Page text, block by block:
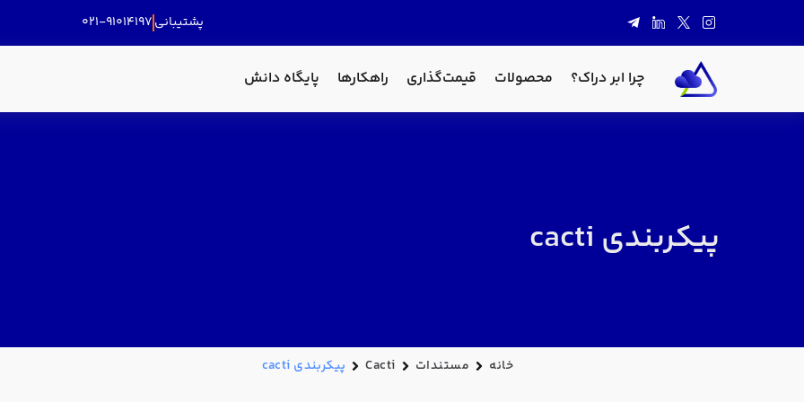
پشتیبانی۰۲۱-۹۱۰۱۴۱۹۷
چرا ابر دراک؟ محصولات قیمت‌گذاری راهکارها پایگاه دانش
پیکربندی cacti
خانه مستندات Cacti پیکربندی cacti